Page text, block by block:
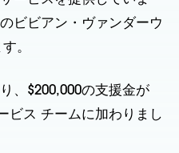
ビビアン・ヴァンダーウ
。
、$200,000の支援金が
ビス チームに加わりまし